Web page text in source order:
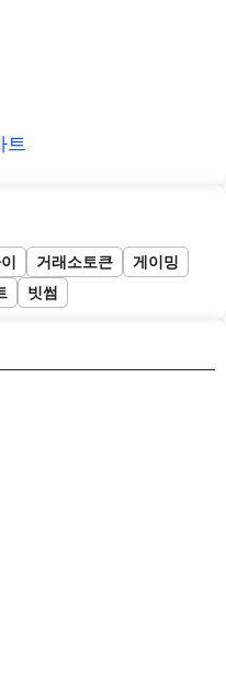
트
거래소토큰
게이밍
빗썸